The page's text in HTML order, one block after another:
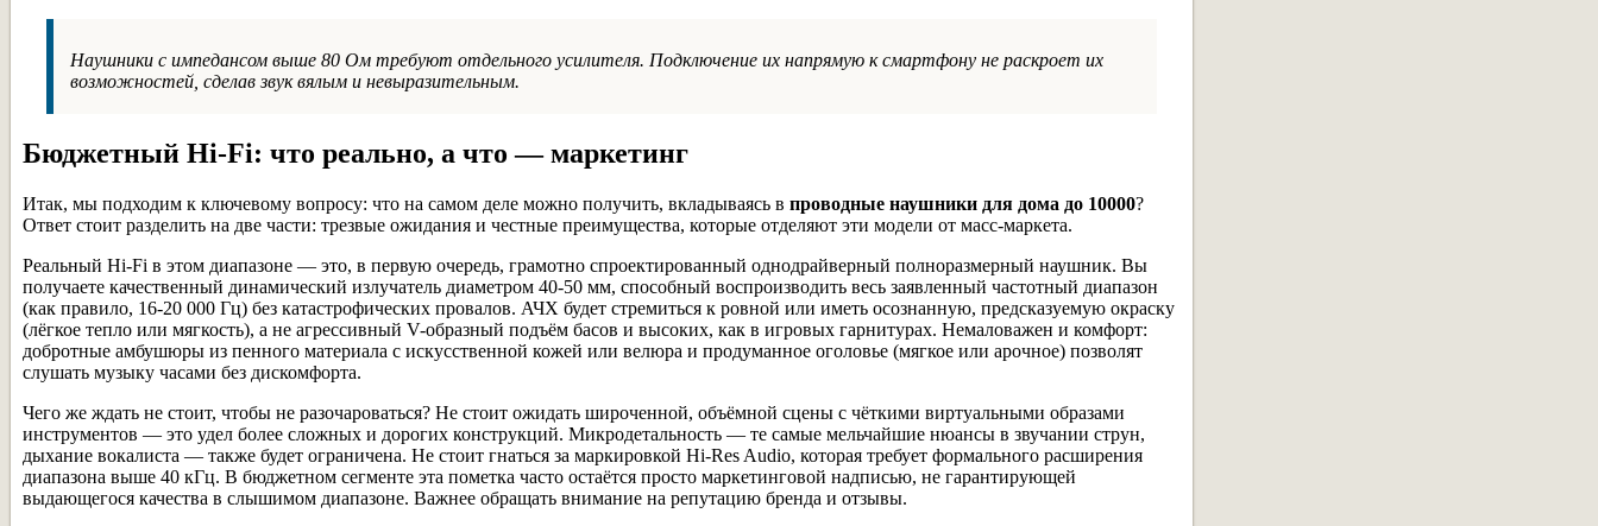
Наушники с импедансом выше 80 Ом требуют отдельного усилителя. Подключение их напрямую к смартфону не раскроет их
возможностей, сделав звук вялым и невыразительным.
Бюджетный Hi-Fi: что реально, а что — маркетинг
Итак, мы подходим к ключевому вопросу: что на самом деле можно получить, вкладываясь в проводные наушники для дома до 10000?
Ответ стоит разделить на две части: трезвые ожидания и честные преимущества, которые отделяют эти модели от масс-маркета.
Реальный Hi-Fi в этом диапазоне — это, в первую очередь, грамотно спроектированный однодрайверный полноразмерный наушник. Вы
получаете качественный динамический излучатель диаметром 40-50 мм, способный воспроизводить весь заявленный частотный диапазон
(как правило, 16-20 000 Гц) без катастрофических провалов. АЧХ будет стремиться к ровной или иметь осознанную, предсказуемую окраску
(лёгкое тепло или мягкость), а не агрессивный V-образный подъём басов и высоких, как в игровых гарнитурах. Немаловажен и комфорт:
добротные амбушюры из пенного материала с искусственной кожей или велюра и продуманное оголовье (мягкое или арочное) позволят
слушать музыку часами без дискомфорта.
Чего же ждать не стоит, чтобы не разочароваться? Не стоит ожидать широченной, объёмной сцены с чёткими виртуальными образами
инструментов — это удел более сложных и дорогих конструкций. Микродетальность — те самые мельчайшие нюансы в звучании струн,
дыхание вокалиста — также будет ограничена. Не стоит гнаться за маркировкой Hi-Res Audio, которая требует формального расширения
диапазона выше 40 кГц. В бюджетном сегменте эта пометка часто остаётся просто маркетинговой надписью, не гарантирующей
выдающегося качества в слышимом диапазоне. Важнее обращать внимание на репутацию бренда и отзывы.